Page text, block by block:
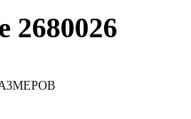
2680026